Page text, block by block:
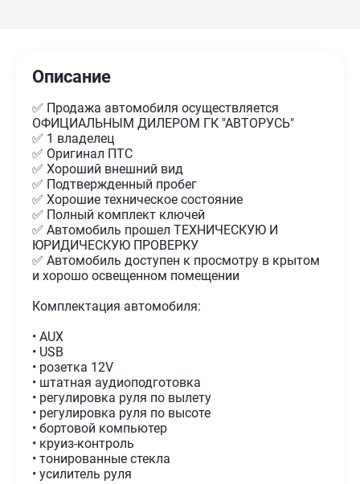
Описание
✅ Продажа автомобиля осуществляется
ОФИЦИАЛЬНЫМ ДИЛЕРОМ ГК "АВТОРУСЬ"
✅ 1 владелец
✅ Оригинал ПТС
✅ Хороший внешний вид
✅ Подтвержденный пробег
✅ Хорошие техническое состояние
✅ Полный комплект ключей
✅ Автомобиль прошел ТЕХНИЧЕСКУЮ И
ЮРИДИЧЕСКУЮ ПРОВЕРКУ
✅ Автомобиль доступен к просмотру в крытом
и хорошо освещенном помещении
Комплектация автомобиля:
• AUX
• USB
• розетка 12V
• штатная аудиоподготовка
• регулировка руля по вылету
• регулировка руля по высоте
• бортовой компьютер
• круиз-контроль
• тонированные стекла
• усилитель руля